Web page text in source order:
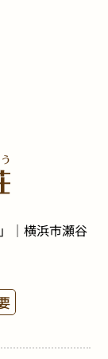
｜横浜市瀬谷